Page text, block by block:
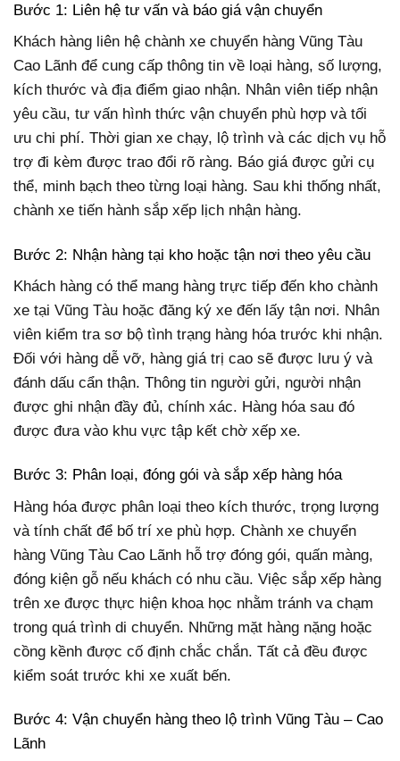
Bước 1: Liên hệ tư vấn và báo giá vận chuyển
Khách hàng liên hệ chành xe chuyển hàng Vũng Tàu
Cao Lãnh để cung cấp thông tin về loại hàng, số lượng,
kích thước và địa điểm giao nhận. Nhân viên tiếp nhận
yêu cầu, tư vấn hình thức vận chuyển phù hợp và tối
ưu chi phí. Thời gian xe chạy, lộ trình và các dịch vụ hỗ
trợ đi kèm được trao đổi rõ ràng. Báo giá được gửi cụ
thể, minh bạch theo từng loại hàng. Sau khi thống nhất,
chành xe tiến hành sắp xếp lịch nhận hàng.
Bước 2: Nhận hàng tại kho hoặc tận nơi theo yêu cầu
Khách hàng có thể mang hàng trực tiếp đến kho chành
xe tại Vũng Tàu hoặc đăng ký xe đến lấy tận nơi. Nhân
viên kiểm tra sơ bộ tình trạng hàng hóa trước khi nhận.
Đối với hàng dễ vỡ, hàng giá trị cao sẽ được lưu ý và
đánh dấu cẩn thận. Thông tin người gửi, người nhận
được ghi nhận đầy đủ, chính xác. Hàng hóa sau đó
được đưa vào khu vực tập kết chờ xếp xe.
Bước 3: Phân loại, đóng gói và sắp xếp hàng hóa
Hàng hóa được phân loại theo kích thước, trọng lượng
và tính chất để bố trí xe phù hợp. Chành xe chuyển
hàng Vũng Tàu Cao Lãnh hỗ trợ đóng gói, quấn màng,
đóng kiện gỗ nếu khách có nhu cầu. Việc sắp xếp hàng
trên xe được thực hiện khoa học nhằm tránh va chạm
trong quá trình di chuyển. Những mặt hàng nặng hoặc
cồng kềnh được cố định chắc chắn. Tất cả đều được
kiểm soát trước khi xe xuất bến.
Bước 4: Vận chuyển hàng theo lộ trình Vũng Tàu – Cao
Lãnh